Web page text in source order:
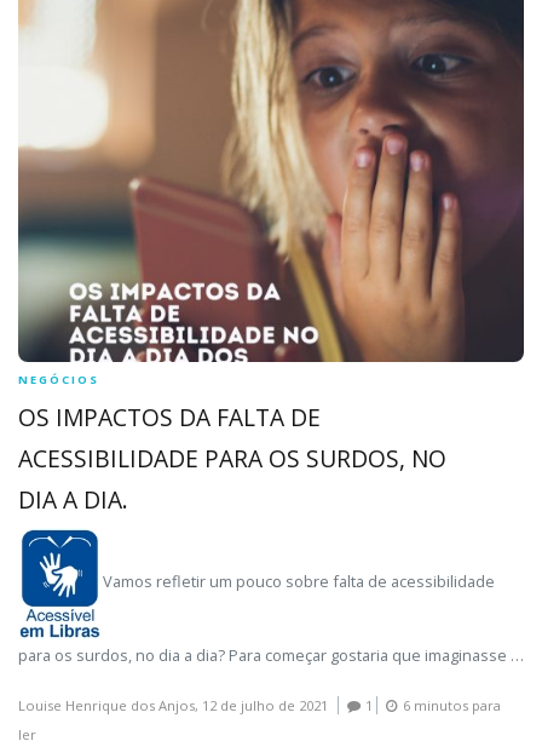
NEGÓCIOS
OS IMPACTOS DA FALTA DE
ACESSIBILIDADE PARA OS SURDOS, NO
DIA A DIA.
Vamos refletir um pouco sobre falta de acessibilidade
para os surdos, no dia a dia? Para começar gostaria que imaginasse …
Louise Henrique dos Anjos, 12 de julho de 2021 1
6 minutos para
ler